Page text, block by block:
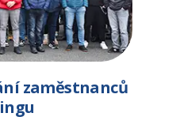
zaměstnanců